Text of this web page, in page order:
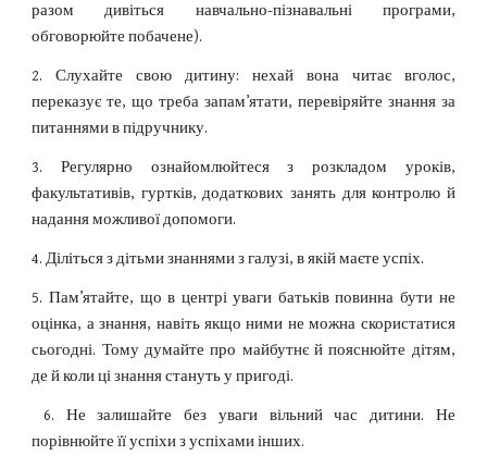
разом дивіться навчально-пізнавальні програми,
обговорюйте побачене).
2. Слухайте свою дитину: нехай вона читає вголос,
переказує те, що треба запам’ятати, перевіряйте знання за
питаннями в підручнику.
3. Регулярно ознайомлюйтеся з розкладом уроків,
факультативів, гуртків, додаткових занять для контролю й
надання можливої допомоги.
4. Діліться з дітьми знаннями з галузі, в якій маєте успіх.
5. Пам’ятайте, що в центрі уваги батьків повинна бути не
оцінка, а знання, навіть якщо ними не можна скористатися
сьогодні. Тому думайте про майбутнє й пояснюйте дітям,
де й коли ці знання стануть у пригоді.
6. Не залишайте без уваги вільний час дитини. Не
порівнюйте її успіхи з успіхами інших.